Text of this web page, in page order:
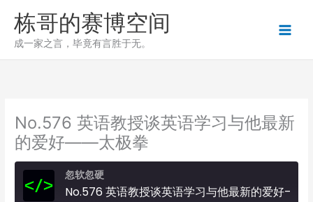
栋哥的赛博空间
成一家之言，毕竟有言胜于无。
No.576 英语教授谈英语学习与他最新
的爱好——太极拳
忽软忽硬